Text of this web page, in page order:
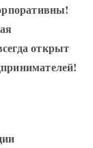
открыт